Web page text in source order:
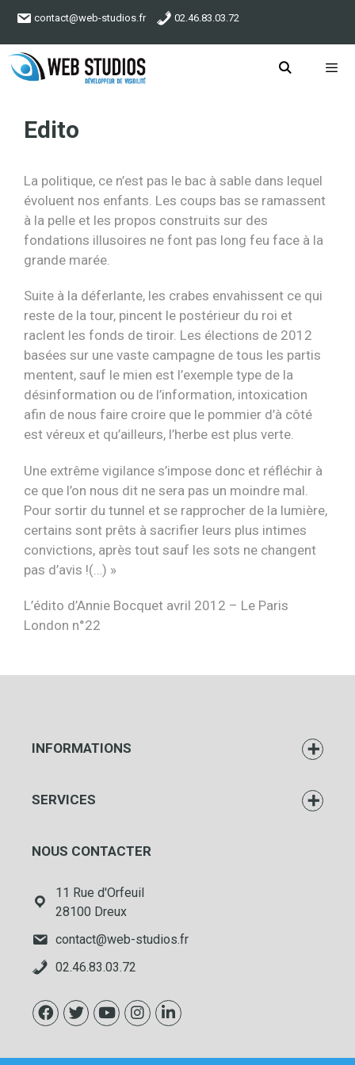
contenu
contact@web-studios.fr 02.46.83.03.72
Edito
La politique, ce n’est pas le bac à sable dans lequel
évoluent nos enfants. Les coups bas se ramassent
à la pelle et les propos construits sur des
fondations illusoires ne font pas long feu face à la
grande marée.
Suite à la déferlante, les crabes envahissent ce qui
reste de la tour, pincent le postérieur du roi et
raclent les fonds de tiroir. Les élections de 2012
basées sur une vaste campagne de tous les partis
mentent, sauf le mien est l’exemple type de la
désinformation ou de l’information, intoxication
afin de nous faire croire que le pommier d’à côté
est véreux et qu’ailleurs, l’herbe est plus verte.
Une extrême vigilance s’impose donc et réfléchir à
ce que l’on nous dit ne sera pas un moindre mal.
Pour sortir du tunnel et se rapprocher de la lumière,
certains sont prêts à sacrifier leurs plus intimes
convictions, après tout sauf les sots ne changent
pas d’avis !(…) »
L’édito d’Annie Bocquet avril 2012 – Le Paris
London n°22
INFORMATIONS
SERVICES
NOUS CONTACTER
11 Rue d'Orfeuil
28100 Dreux
contact@web-studios.fr
02.46.83.03.72